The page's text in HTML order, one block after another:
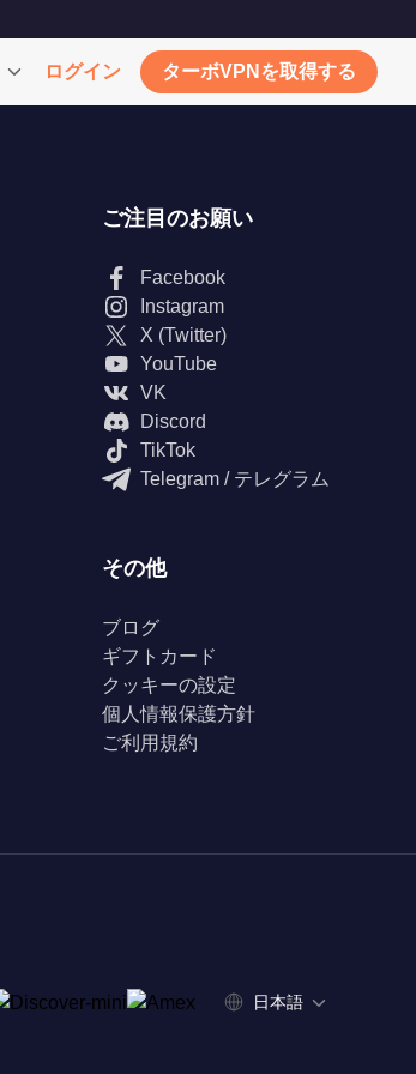
ログイン ターボVPNを取得する
ご注目のお願い
Facebook
Instagram
X (Twitter)
YouTube
VK
Discord
TikTok
Telegram / テレグラム
その他
ブログ
ギフトカード
クッキーの設定
個人情報保護方針
ご利用規約
日本語